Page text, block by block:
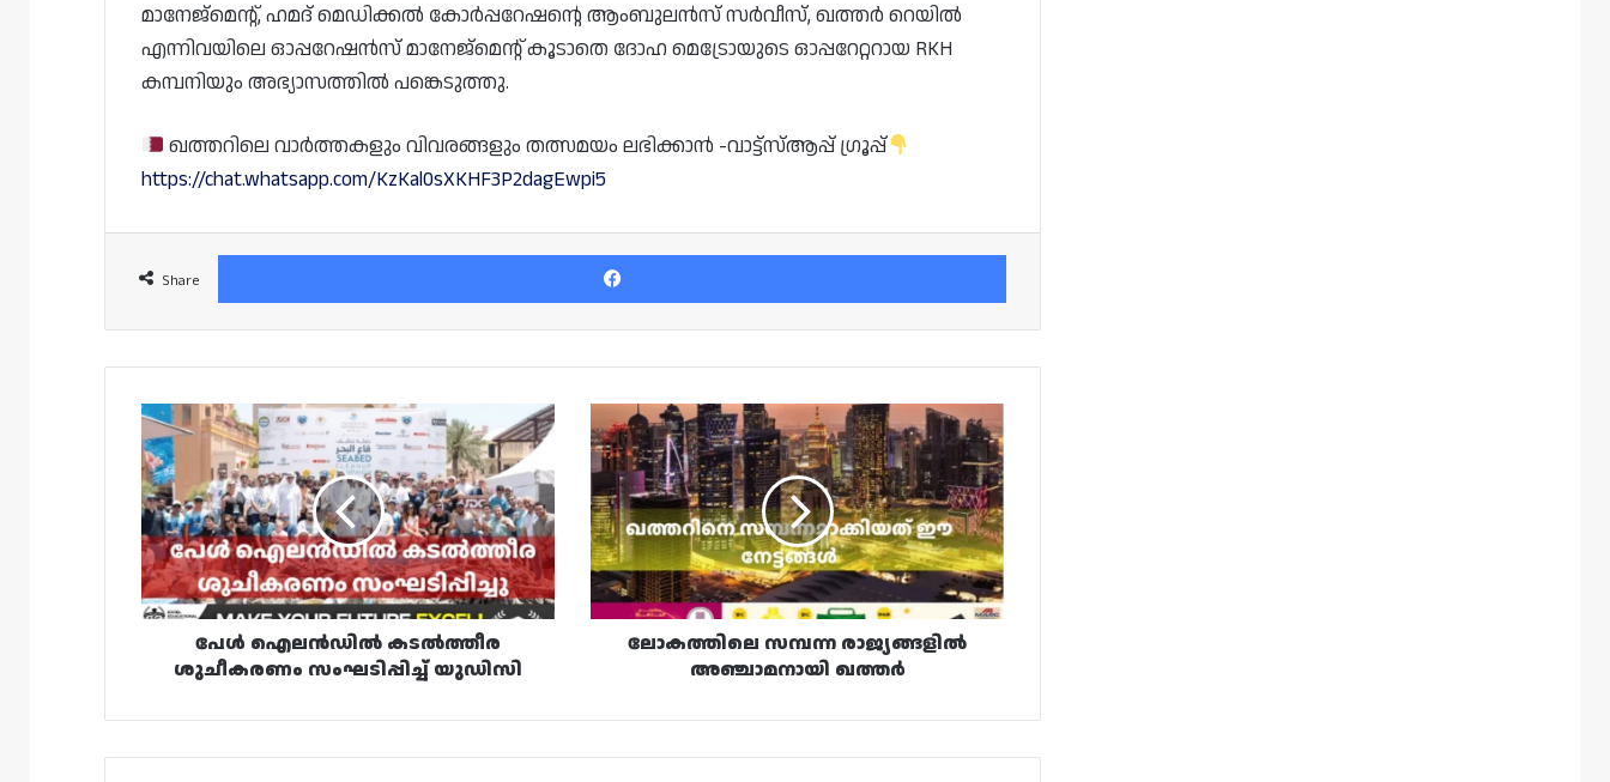
മാനേജ്‌മെൻ്റ്, ഹമദ് മെഡിക്കൽ കോർപ്പറേഷൻ്റെ ആംബുലൻസ് സർവീസ്, ഖത്തർ റെയിൽ
എന്നിവയിലെ ഓപ്പറേഷൻസ് മാനേജ്‌മെന്റ് കൂടാതെ ദോഹ മെട്രോയുടെ ഓപ്പറേറ്ററായ RKH
കമ്പനിയും അഭ്യാസത്തിൽ പങ്കെടുത്തു.
ഖത്തറിലെ വാർത്തകളും വിവരങ്ങളും തത്സമയം ലഭിക്കാൻ -വാട്ട്സ്ആപ്പ് ഗ്രൂപ്പ്
https://chat.whatsapp.com/KzKal0sXKHF3P2dagEwpi5
Share
Facebook
പേൾ
ഐലൻഡിൽ
കടൽത്തീര
ശുചീകരണം
സംഘടിപ്പിച്ച്
യുഡിസി
പേൾ ഐലൻഡിൽ കടൽത്തീര
ശുചീകരണം സംഘടിപ്പിച്ച് യുഡിസി
ലോകത്തിലെ
സമ്പന്ന
രാജ്യങ്ങളിൽ
അഞ്ചാമനായി
ഖത്തർ
ലോകത്തിലെ സമ്പന്ന രാജ്യങ്ങളിൽ
അഞ്ചാമനായി ഖത്തർ